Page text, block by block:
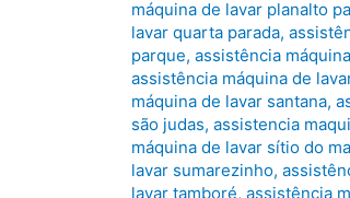
máquina de lavar planalto
lavar quarta parada,
parque,assistência
assistência máquina de
máquina de lavar santana,
são judas,assistencia
máquina de lavar sítio do
lavar sumarezinho,
lavar tamboré,assistência